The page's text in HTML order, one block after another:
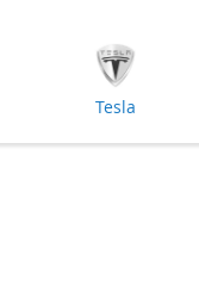
Tesla